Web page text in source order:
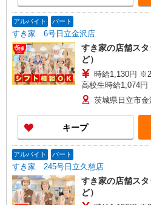
アルバイト パート
すき家 6号日立金沢店
すき家の店舗ス
ど）
時給1,130円
高校生時給1,074
＋150円
茨城県日立市金
キープ
アルバイト パート
すき家 245号日立久慈店
すき家の店舗ス
ど）